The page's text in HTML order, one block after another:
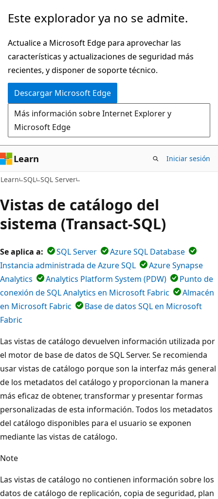
Ir
contenido
principal
Este explorador ya no se admite.
Actualice a Microsoft Edge para aprovechar las
características y actualizaciones de seguridad más
recientes, y disponer de soporte técnico.
Descargar Microsoft Edge
Más información sobre Internet Explorer y
Microsoft Edge
Learn Iniciar sesión
Learn SQL SQL Server
Vistas de catálogo del
sistema (Transact-SQL)
Se aplica a: SQL Server
Azure SQL Database
Instancia administrada de Azure SQL
Azure Synapse
Analytics
Analytics Platform System (PDW)
Punto de
conexión de SQL Analytics en Microsoft Fabric
Almacén
en Microsoft Fabric
Base de datos SQL en Microsoft
Fabric
Las vistas de catálogo devuelven información utilizada por
el motor de base de datos de SQL Server. Se recomienda
usar vistas de catálogo porque son la interfaz más general
de los metadatos del catálogo y proporcionan la manera
más eficaz de obtener, transformar y presentar formas
personalizadas de esta información. Todos los metadatos
del catálogo disponibles para el usuario se exponen
mediante las vistas de catálogo.
Note
Las vistas de catálogo no contienen información sobre los
datos de catálogo de replicación, copia de seguridad, plan